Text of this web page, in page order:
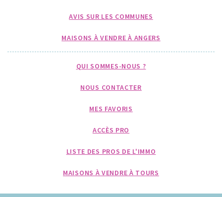
AVIS SUR LES COMMUNES
MAISONS À VENDRE À ANGERS
QUI SOMMES-NOUS ?
NOUS CONTACTER
MES FAVORIS
ACCÈS PRO
LISTE DES PROS DE L'IMMO
MAISONS À VENDRE À TOURS